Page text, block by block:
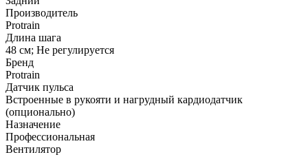
Производитель
Protrain
Длина шага
48 см; Не регулируется
Бренд
Protrain
Датчик пульса
Встроенные в рукояти и нагрудный кардиодатчик
(опционально)
Назначение
Профессиональная
Вентилятор